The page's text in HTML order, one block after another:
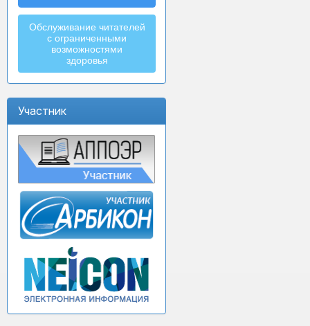
Обслуживание читателей
с ограниченными
возможностями
здоровья
Участник